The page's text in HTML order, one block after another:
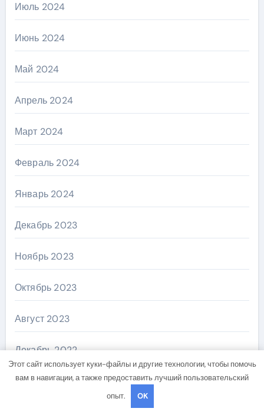
Июль 2024
Июнь 2024
Май 2024
Апрель 2024
Март 2024
Февраль 2024
Январь 2024
Декабрь 2023
Ноябрь 2023
Октябрь 2023
Август 2023
Декабрь 2022
Март 2022
Этот сайт использует куки-файлы и другие технологии, чтобы помочь
вам в навигации, а также предоставить лучший пользовательский
опыт.
OK